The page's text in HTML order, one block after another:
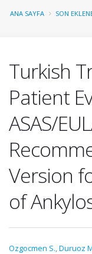
ANA SAYFA SON
Turkish
Patient
ASAS/
Version
of
Ozgocmen S.,Duruoz